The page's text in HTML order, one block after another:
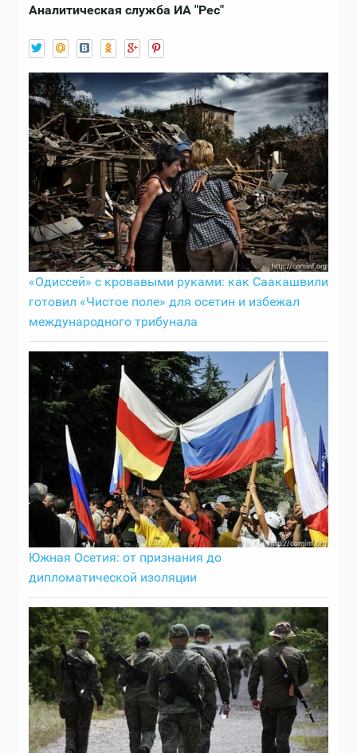
Аналитическая служба ИА "Рес"
«Одиссей» с кровавыми руками: как Саакашвили
готовил «Чистое поле» для осетин и избежал
международного трибунала
Южная Осетия: от признания до
дипломатической изоляции